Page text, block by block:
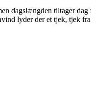
dagslængden tiltager
lyder der et tjek, tjek